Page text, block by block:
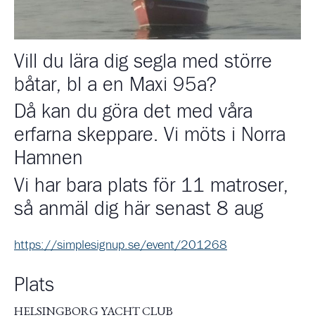
Vill du lära dig segla med större
båtar, bl a en Maxi 95a?
Då kan du göra det med våra
erfarna skeppare. Vi möts i Norra
Hamnen
Vi har bara plats för 11 matroser,
så anmäl dig här senast 8 aug
https://simplesignup.se/event/201268
Plats
HELSINGBORG YACHT CLUB